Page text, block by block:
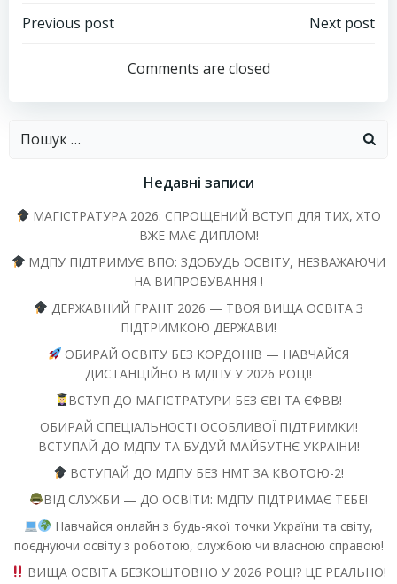
Навігація
запису
Previous post
Навігація
запису
Next post
Comments are closed
Пошук:
Недавні записи
МАГІСТРАТУРА 2026: СПРОЩЕНИЙ ВСТУП ДЛЯ ТИХ, ХТО
ВЖЕ МАЄ ДИПЛОМ!
МДПУ ПІДТРИМУЄ ВПО: ЗДОБУДЬ ОСВІТУ, НЕЗВАЖАЮЧИ
НА ВИПРОБУВАННЯ !
ДЕРЖАВНИЙ ГРАНТ 2026 — ТВОЯ ВИЩА ОСВІТА З
ПІДТРИМКОЮ ДЕРЖАВИ!
ОБИРАЙ ОСВІТУ БЕЗ КОРДОНІВ — НАВЧАЙСЯ
ДИСТАНЦІЙНО В МДПУ У 2026 РОЦІ!
ВСТУП ДО МАГІСТРАТУРИ БЕЗ ЄВІ ТА ЄФВВ!
ОБИРАЙ СПЕЦІАЛЬНОСТІ ОСОБЛИВОЇ ПІДТРИМКИ!
ВСТУПАЙ ДО МДПУ ТА БУДУЙ МАЙБУТНЄ УКРАЇНИ!
ВСТУПАЙ ДО МДПУ БЕЗ НМТ ЗА КВОТОЮ-2!
ВІД СЛУЖБИ — ДО ОСВІТИ: МДПУ ПІДТРИМАЄ ТЕБЕ!
Навчайся онлайн з будь-якої точки України та світу,
поєднуючи освіту з роботою, службою чи власною справою!
ВИЩА ОСВІТА БЕЗКОШТОВНО У 2026 РОЦІ? ЦЕ РЕАЛЬНО!